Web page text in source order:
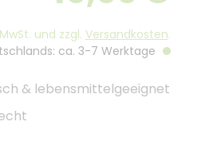
und zzgl. Versandkosten.
ca. 3-7 Werktage
& lebensmittelgeeignet